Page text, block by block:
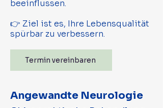
beeinflussen.
👉 Ziel ist es, Ihre Lebensqualität
spürbar zu verbessern.
Termin vereinbaren
Angewandte Neurologie